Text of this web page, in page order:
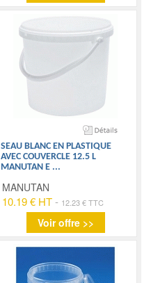
SEAU BLANC EN PLASTIQUE
AVEC COUVERCLE 12.5 L
MANUTAN E ...
MANUTAN
10.19 € HT- 12.23 € TTC
Voir offre >>